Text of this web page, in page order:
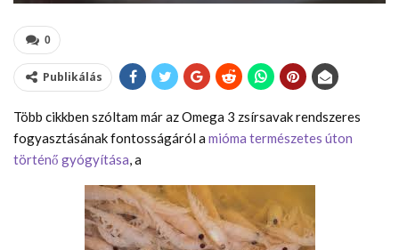
0
Publikálás
Több cikkben szóltam már az Omega 3 zsírsavak rendszeres
fogyasztásának fontosságáról a mióma természetes úton
történő gyógyítása, a